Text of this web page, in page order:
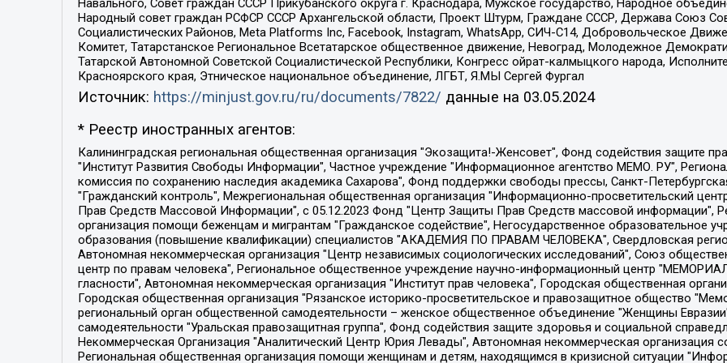
Навального, Совет граждан СССР Прикубанского округа г. Краснодара, Мужское государство, Народное
Народный совет граждан РСФСР СССР Архангельской области, Проект Штурм, Граждане СССР, Держава Союз
Социалистических Районов, Meta Platforms Inc, Facebook, Instagram, WhatsApp, СИЧ-С14, Добровольческое
Комитет, Татарстанское Региональное Всетатарское общественное движение, Невоград, Молодежное
Татарской Автономной Советской Социалистической Республики, Конгресс ойрат-калмыцкого народа,
Красноярского края, Этническое национальное объединение, ЛГБТ, Я.МЫ Сергей Фургал
Источник: https://minjust.gov.ru/ru/documents/7822/ данные на 03.05.2024
* Реестр иностранных агентов:
Калининградская региональная общественная организация "Экозащита!-Женсовет", Фонд содействия защите прав и свобод граждан "Общественный вердикт", Фонд "Институт Развития Свободы Информации", Частное учреждение "Информационное агентство МЕМО. РУ", Региональная общественная организация "Общественная комиссия по сохранению наследия академика Сахарова", Фонд поддержки свободы прессы, Санкт-Петербургская общественная правозащитная организация "Гражданский контроль", Межрегиональная общественная организация "Информационно-просветительский центр "Мемориал", Региональный Фонд "Центр Защиты Прав Средств Массовой Информации", с 05.12.2023 Фонд "Центр Защиты Прав Средств массовой информации", Региональная общественная благотворительная организация помощи беженцам и мигрантам "Гражданское содействие", Негосударственное образовательное учреждение дополнительного профессионального образования (повышение квалификации) специалистов "АКАДЕМИЯ ПО ПРАВАМ ЧЕЛОВЕКА", Свердловская региональная общественная организация "Сутяжник", Автономная некоммерческая организация "Центр независимых социологических исследований", Союз общественных объединений "Российский исследовательский центр по правам человека", Региональное общественное учреждение научно-информационный центр "МЕМОРИАЛ", Некоммерческая организация "Фонд защиты гласности", Автономная некоммерческая организация "Институт прав человека", Городская общественная организация "Екатеринбургское общество "МЕМОРИАЛ", Городская общественная организация "Рязанское историко-просветительское и правозащитное общество "Мемориал" (Рязанский Мемориал), Челябинский региональный орган общественной самодеятельности – женское общественное объединение "Женщины Евразии", Челябинский региональный орган общественной самодеятельности "Уральская правозащитная группа", Фонд содействия защите здоровья и социальной справедливости имени Андрея Рылькова, Автономная Некоммерческая Организация "Аналитический Центр Юрия Левады", Автономная некоммерческая организация социальной поддержки населения "Проект Апрель", Региональная общественная организация помощи женщинам и детям, находящимся в кризисной ситуации "Информационно-методический центр "Анна", Фонд содействия развитию массовых коммуникаций и правовому просвещению "Так-так-Так", Фонд содействия устойчивому развитию "Серебряная тайга", Свердловский региональный общественный фонд социальных проектов "Новое время", "Idel.Реалии", Кавказ.Реалии, Крым.Реалии, Телеканал Настоящее Время, Татаро-башкирская служба Радио Свобода (Azatliq Radiosi), Радио Свободная Европа/Радио Свобода (PCE/PC), "Сибирь.Реалии", "Фактограф", Благотворительный фонд помощи осужденным и их семьям, Автономная некоммерческая организация "Институт глобализации и социальных движений", Фонд "В защиту прав заключенных", Частное учреждение "Центр поддержки и содействия развитию средств массовой информации", Пензенский региональный общественный благотворительный фонд "Гражданский союз", "Север.Реалии", Некоммерческая организация Фонд "Правовая инициатива", Общество с ограниченной ответственностью "Радио Свободная Европа/Радио Свобода", Чешское информационное агентство "MEDIUM-ORIENT", Красноярская региональная общественная организация "Мы против СПИДа", Камалягин Денис Николаевич, Маркелов Сергей Евгеньевич, Пономарев Лев Александрович, Савицкая Людмила Алексеевна, Автономная некоммерческая организация "Центр по работе с проблемой насилия "НАСИЛИЮ.НЕТ", Межрегиональный профессиональный союз работников здравоохранения "Альянс врачей", Юридическое лицо, зарегистрированное в Латвийской Республике, SIA "Medusa Project" (регистрационный номер 40103797863, дата регистрации 10.06.2014), Некоммерческая организация "Фонд по борьбе с коррупцией", Автономная некоммерческая организация "Институт права и публичной политики", Баданин Роман Сергеевич, Гликин Максим Александрович, Железнова Мария Михайловна, Лукьянова Юлия Сергеевна, Маетная Елизавета Витальевна, Маняхин Петр Борисович, Чуракова Ольга Владимировна, Ярош Юлия Петровна, Юридическое лицо "The Insider SIA", зарегистрированное в Риге, Латвийская Республика (дата регистрации 26.06.2015), являющееся администратором доменного имени интернет-издания "The Insider SIA", https://theins.ru, Постернак Алексей Евгеньевич, Рубин Михаил Аркадьевич, Анин Роман Александрович, Юридическое лицо Istories fonds, зарегистрированное в Латвийской Республике (регистрационный номер 50008295751, дата регистрации 24.02.2020), Великовский Дмитрий Александрович, Долинина Ирина Николаевна, Мароховская Алеся Алексеевна, Шлейнов Роман Юрьевич, Шмагун Олеся Валентиновна, Общество с ограниченной ответственностью "Альтаир 2021", Общество с ограниченной ответственностью "Вега 2021", Общество с ограниченной ответственностью "Главный редактор 2021", Общество с ограниченной ответственностью "Ромашки монолит", Важенков Артем Валерьевич, Ивановская областная общественная организация "Центр гендерных исследований", Гурман Юрий Альбертович, Медиапроект "ОВД-Инфо", Егоров Владимир Владимирович, Жилинский Владимир Александрович, Общество с ограниченной ответственностью "ЗП", Иванова София Юрьевна, Карезина Инна Павловна, Кильтау Екатерина Викторовна, Петров Алексей Викторович, Пискунов Сергей Евгеньевич, Смирнов Сергей Сергеевич, Тихонов Михаил Сергеевич, Общество с ограниченной ответственностью "ЖУРНАЛИСТ-ИНОСТРАННЫЙ АГЕНТ", Арапова Галина Юрьевна, Вольтская Татьяна Анатольевна, Американская компания "Mason G.E.S. Anonymous Foundation" (США), являющаяся владельцем интернет-издания https://mnews.world/, Компания "Stichting Bellingcat", зарегистрированная в Нидерландах (дата регистрации 11.07.2018), Захаров Андрей Вячеславович, Клепиковская Екатерина Дмитриевна, Общество с ограниченной ответственностью "МЕМО", Перл Роман Александрович, Симонов Евгений Алексеевич, Соловьева Елена Анатольевна, Сотников Даниил Владимирович, Сурначева Елизавета Дмитриевна, Автономная некоммерческая организация по защите прав человека и информированию населения "Якутия – Наше Мнение", Общество с ограниченной ответственностью "Москоу диджитал медиа", с 26.01.2023 Общество с ограниченной ответственностью "Чайка Белые сады", Ветошкина Валерия Валерьевна, Заговора Максим Александрович, Межрегиональное общественное движение "Российская ЛГБТ - сеть", Оленичев Максим Владимирович, Павлов Иван Юрьевич, Скворцова Елена Сергеевна, Общество с ограниченной ответственностью "Как бы инагент", Кочетков Игорь Викторович, Общество с ограниченной ответственностью "Честные выборы", Еланчик Олег Александрович, Общество с ограниченной ответственностью "Нобелевский призыв", Гималова Регина Эмилевна, Григорьев Андрей Валерьевич, Григорьева Алина Александровна, Ассоциация по содействию защите прав призывников, альтернативнослужащих и военнослужащих "Правозащитная группа